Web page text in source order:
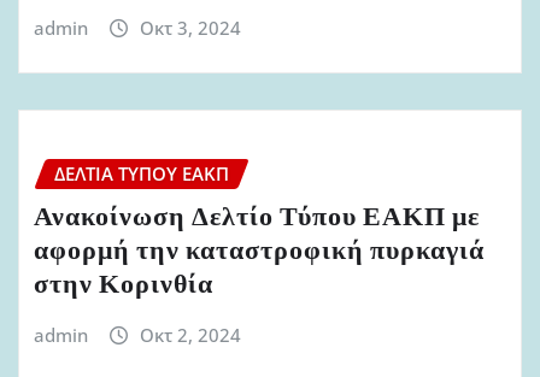
admin Οκτ 3, 2024
ΔΕΛΤΊΑ ΤΎΠΟΥ ΕΑΚΠ
Ανακοίνωση Δελτίο Τύπου ΕΑΚΠ με
αφορμή την καταστροφική πυρκαγιά
στην Κορινθία
admin Οκτ 2, 2024